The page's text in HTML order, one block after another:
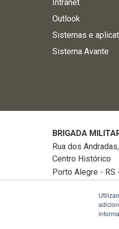
Intranet
Outlook
Sistemas e
Sistema Avante
BRIGADA
Rua dos
Centro Histórico
Porto Alegre - RS
32882740